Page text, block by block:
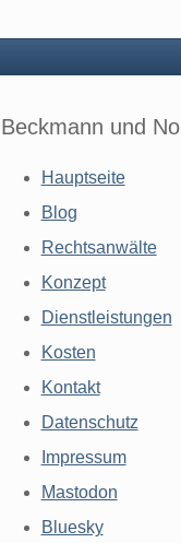
Beckmann und
Hauptseite
Blog
Rechtsanwälte
Konzept
Dienstleistungen
Kosten
Kontakt
Datenschutz
Impressum
Mastodon
Bluesky